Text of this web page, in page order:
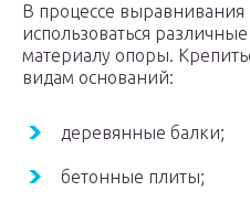
В процессе выравнивания
использоваться
материалу опоры.
видам оснований:
деревянные балки;
бетонные плиты;